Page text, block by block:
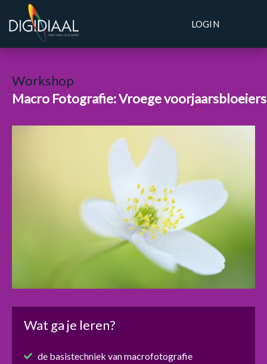
LOGIN
Workshop
Macro Fotografie: Vroege voorjaarsbloeiers
Wat ga je leren?
de basistechniek van macrofotografie